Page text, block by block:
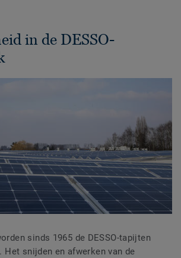
in de DESSO-
sinds 1965 de DESSO-tapijten
Het snijden en afwerken van de